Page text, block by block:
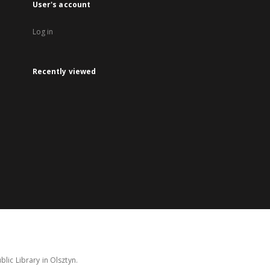
User's account
Log in
Recently viewed
Library in Olsztyn.